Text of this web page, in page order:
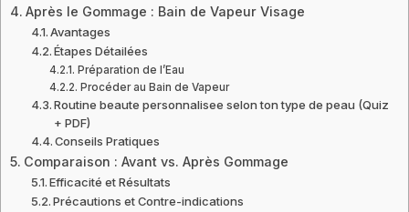
Après le Gommage : Bain de Vapeur Visage
Avantages
Étapes Détailées
Préparation de l’Eau
Procéder au Bain de Vapeur
Routine beaute personnalisee selon ton type de peau (Quiz
+ PDF)
Conseils Pratiques
Comparaison : Avant vs. Après Gommage
Efficacité et Résultats
Précautions et Contre-indications